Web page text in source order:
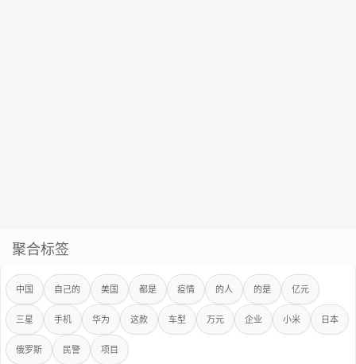
聚合标签
中国 自己的 美国 都是 疫情 的人 的是 亿元
三星 手机 华为 这款 车型 万元 企业 小米 日本
俄罗斯 民警 项目